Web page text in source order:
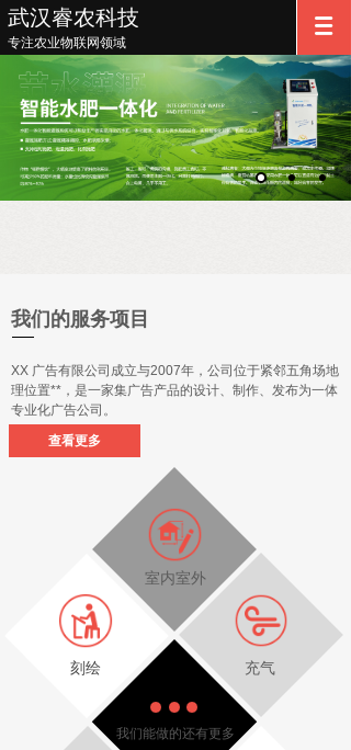
武汉睿农科技
专注农业物联网领域
我们的服务项目
XX 广告有限公司成立与2007年，公司位于紧邻五角场地
理位置**，是一家集广告产品的设计、制作、发布为一体
专业化广告公司。
查看更多
室内室外
刻绘 充气
我们能做的还有更多